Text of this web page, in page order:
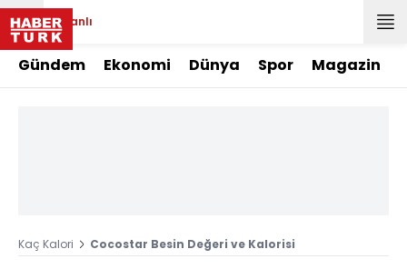
Canlı
Gündem Ekonomi Dünya Spor Magazin
Kaç Kalori Cocostar Besin Değeri ve Kalorisi